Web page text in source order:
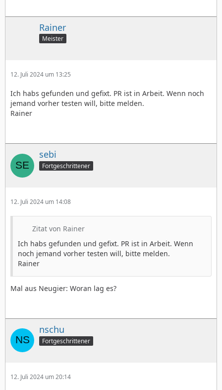
Rainer
Meister
12. Juli 2024 um 13:25
Ich habs gefunden und gefixt. PR ist in Arbeit. Wenn noch
jemand vorher testen will, bitte melden.
Rainer
sebi
Fortgeschrittener
12. Juli 2024 um 14:08
Zitat von Rainer
Ich habs gefunden und gefixt. PR ist in Arbeit. Wenn
noch jemand vorher testen will, bitte melden.
Rainer
Mal aus Neugier: Woran lag es?
nschu
Fortgeschrittener
12. Juli 2024 um 20:14